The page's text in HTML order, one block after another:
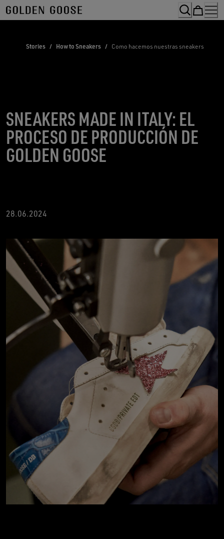
Skip
to
Stories / How to Sneakers / Como hacemos nuestras sneakers
SNEAKERS MADE IN ITALY: EL
PROCESO DE PRODUCCIÓN DE
GOLDEN GOOSE
28.06.2024